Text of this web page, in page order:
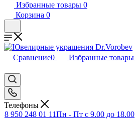
Избранные товары 0
Корзина 0
Сравнение0 Избранные товары
Телефоны
8 950 248 01 11Пн - Пт с 9.00 до 18.00